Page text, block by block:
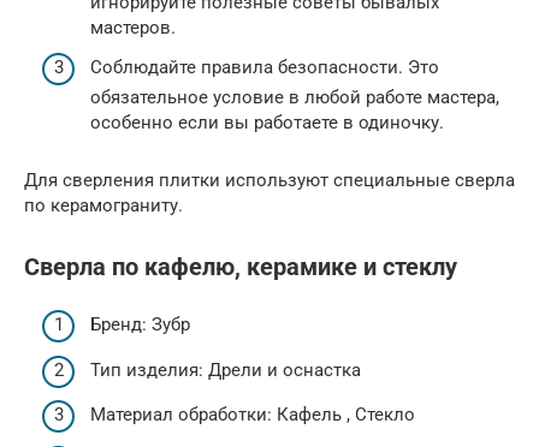
мастеров.
Соблюдайте правила безопасности. Это
обязательное условие в любой работе мастера,
особенно если вы работаете в одиночку.
Для сверления плитки используют специальные сверла
по керамограниту.
Сверла по кафелю, керамике и стеклу
Бренд: Зубр
Тип изделия: Дрели и оснастка
Материал обработки: Кафель , Стекло